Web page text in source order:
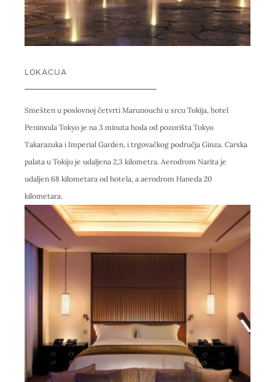
LOKACIJA
Smešten u poslovnoj četvrti Marunouchi u srcu Tokija, hotel
Peninsula Tokyo je na 3 minuta hoda od pozorišta Tokyo
Takarazuka i Imperial Garden, i trgovačkog područja Ginza. Carska
palata u Tokiju je udaljena 2,3 kilometra. Aerodrom Narita je
udaljen 68 kilometara od hotela, a aerodrom Haneda 20
kilometara.